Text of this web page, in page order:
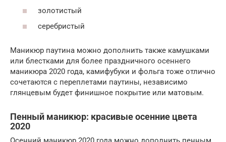
золотистый
серебристый
Маникюр паутина можно дополнить также камушками
или блестками для более праздничного осеннего
маникюра 2020 года, камифубуки и фольга тоже отлично
сочетаются с переплетами паутины, независимо
глянцевым будет финишное покрытие или матовым.
Пенный маникюр: красивые осенние цвета
2020